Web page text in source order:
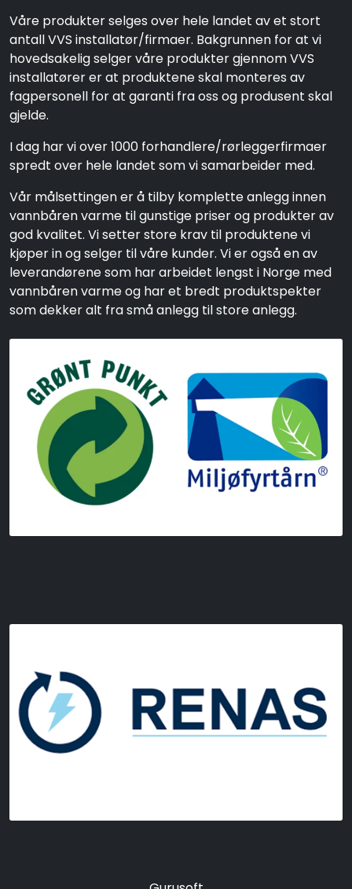
Våre produkter selges over hele landet av et stort
antall VVS installatør/firmaer. Bakgrunnen for at vi
hovedsakelig selger våre produkter gjennom VVS
installatører er at produktene skal monteres av
fagpersonell for at garanti fra oss og produsent skal
gjelde.
I dag har vi over 1000 forhandlere/rørleggerfirmaer
spredt over hele landet som vi samarbeider med.
Vår målsettingen er å tilby komplette anlegg innen
vannbåren varme til gunstige priser og produkter av
god kvalitet. Vi setter store krav til produktene vi
kjøper in og selger til våre kunder. Vi er også en av
leverandørene som har arbeidet lengst i Norge med
vannbåren varme og har et bredt produktspekter
som dekker alt fra små anlegg til store anlegg.